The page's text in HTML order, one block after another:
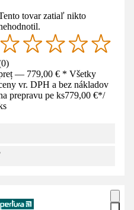
tovar zatiaľ nikto
0)
— 779,00 € * Všetky
vr. DPH a bez nákladov
prepravu pe ks779,00 €*/